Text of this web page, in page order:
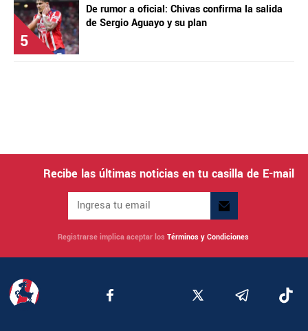
5
De rumor a oficial: Chivas confirma la salida
de Sergio Aguayo y su plan
Recibe las últimas noticias en tu casilla de E-mail
Registrarse implica aceptar los Términos y Condiciones